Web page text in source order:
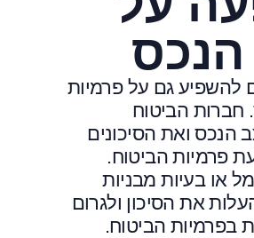
הנכס
להשפיע גם על פרמיות
חברות הביטוח
ואת הסיכונים
פרמיות הביטוח.
או בעיות מבניות
את הסיכון ולגרום
בפרמיות הביטוח.